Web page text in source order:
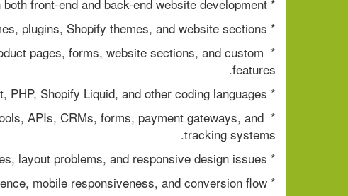
* Work on both front-end and back-end website development.
* Customize WordPress themes, plugins, Shopify themes, and website sections.
pages, forms, website sections, and custom
features.
* Work with HTML, CSS, JavaScript, PHP, Shopify Liquid, and other coding languages.
APIs, CRMs, forms, payment gateways, and
tracking systems.
* Fix website bugs, technical errors, speed issues, layout problems, and responsive design issues.
* Improve website performance, user experience, mobile responsiveness, and conversion flow.